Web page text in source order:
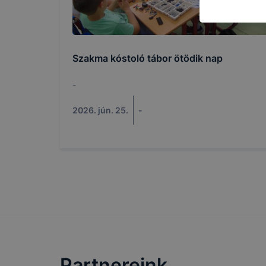
Szakma kóstoló tábor ötödik nap
-
2026. jún. 25. -
alkalmas
Gyulai